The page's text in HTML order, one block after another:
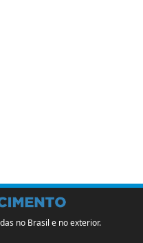
no Brasil e no exterior.